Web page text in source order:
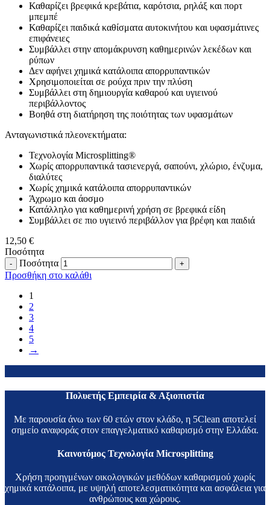
Καθαρίζει βρεφικά κρεβάτια, καρότσια, ρηλάξ και πορτ
μπεμπέ
Καθαρίζει παιδικά καθίσματα αυτοκινήτου και υφασμάτινες
επιφάνειες
Συμβάλλει στην απομάκρυνση καθημερινών λεκέδων και
ρύπων
Δεν αφήνει χημικά κατάλοιπα απορρυπαντικών
Χρησιμοποιείται σε ρούχα πριν την πλύση
Συμβάλλει στη δημιουργία καθαρού και υγιεινού
περιβάλλοντος
Βοηθά στη διατήρηση της ποιότητας των υφασμάτων
Ανταγωνιστικά πλεονεκτήματα:
Τεχνολογία Microsplitting®
Χωρίς απορρυπαντικά τασιενεργά, σαπούνι, χλώριο, ένζυμα,
διαλύτες
Χωρίς χημικά κατάλοιπα απορρυπαντικών
Άχρωμο και άοσμο
Κατάλληλο για καθημερινή χρήση σε βρεφικά είδη
Συμβάλλει σε πιο υγιεινό περιβάλλον για βρέφη και παιδιά
12,50 €
Ποσότητα
Ποσότητα
Προσθήκη στο καλάθι
1
2
3
4
5
→
Πολυετής Εμπειρία & Αξιοπιστία
Με παρουσία άνω των 60 ετών στον κλάδο, η 5Clean αποτελεί
σημείο αναφοράς στον επαγγελματικό καθαρισμό στην Ελλάδα.
Καινοτόμος Τεχνολογία Microsplitting
Χρήση προηγμένων οικολογικών μεθόδων καθαρισμού χωρίς
χημικά κατάλοιπα, με υψηλή αποτελεσματικότητα και ασφάλεια για
ανθρώπους και χώρους.